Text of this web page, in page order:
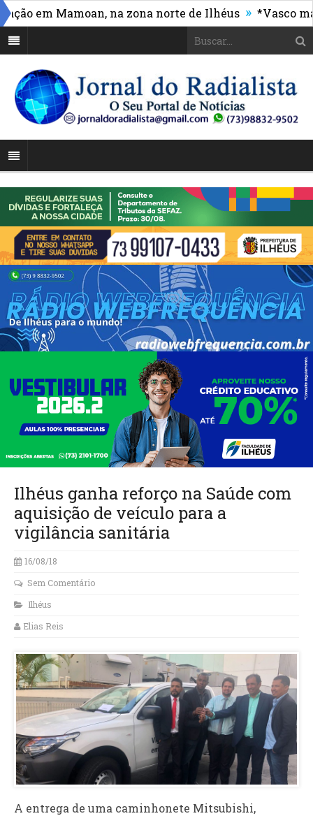
em Mamoan, na zona norte de Ilhéus » *Vasco
Ilhéus ganha reforço na Saúde com
aquisição de veículo para a
vigilância sanitária
16/08/18
Sem Comentário
Ilhéus
Elias Reis
A entrega de uma caminhonete Mitsubishi,